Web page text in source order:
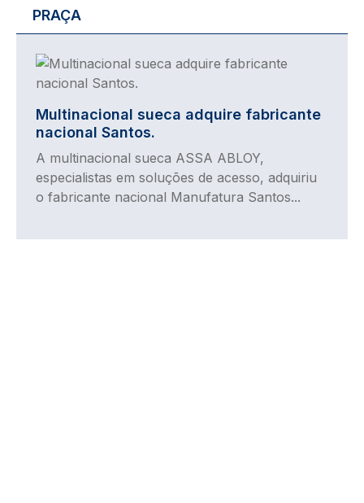
PRAÇA
Imagem
Multinacional sueca adquire fabricante
nacional Santos.
A multinacional sueca ASSA ABLOY,
especialistas em soluções de acesso, adquiriu
o fabricante nacional Manufatura Santos...